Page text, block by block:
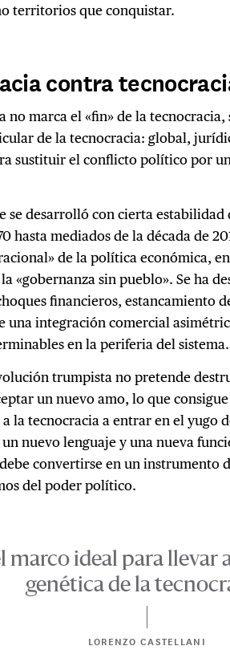
territorios que conquistar.
contra
no marca el «fin» de la
de la tecnocracia: global,
sustituir el conflicto político por
se desarrolló con cierta estabilidad
hasta mediados de la década de
de la política económica,
«gobernanza sin pueblo». Se ha
financieros, estancamiento
una integración comercial
en la periferia del sistema.
trumpista no pretende
un nuevo amo, lo que
la tecnocracia a entrar en el yugo
nuevo lenguaje y una nueva
convertirse en un instrumento
del poder político.
marco ideal para llevar
genética de la
LORENZO CASTELLANI